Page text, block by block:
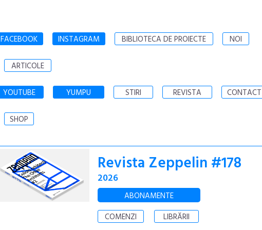
FACEBOOK INSTAGRAM BIBLIOTECA DE PROIECTE NOI
ARTICOLE
YOUTUBE YUMPU STIRI REVISTA CONTACT
SHOP
Revista Zeppelin #178
2026
ABONAMENTE
COMENZI
LIBRĂRII